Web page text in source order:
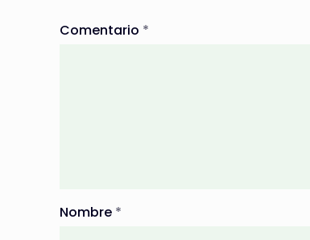
Comentario *
Nombre *